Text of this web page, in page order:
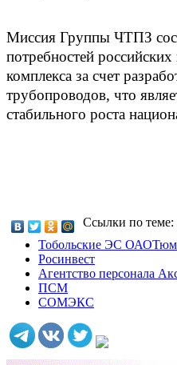
Миссия Группы ЧТПЗ
потребностей
комплекса за счет
трубопроводов, что
стабильного роста
Ссылки по теме:
Тобольские ЭС
Росинвест
Агентство персонала
ПСМ
СОМЭКС